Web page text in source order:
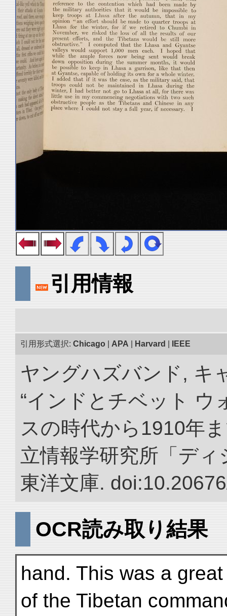
引用情報
引用形式選択: Chicago APA Harvard IEEE
ヤングハズバンド, キ
“インドとチベット ウ
スの時代から1910年
立情報学研究所「デ
東洋文庫.
OCR読み取り結果
hand. This was a
of the Tibetan